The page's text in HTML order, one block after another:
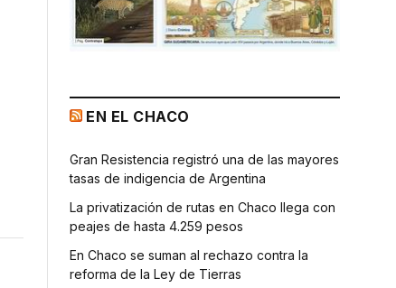
EN EL CHACO
Gran Resistencia registró una de las mayores
tasas de indigencia de Argentina
La privatización de rutas en Chaco llega con
peajes de hasta 4.259 pesos
En Chaco se suman al rechazo contra la
reforma de la Ley de Tierras